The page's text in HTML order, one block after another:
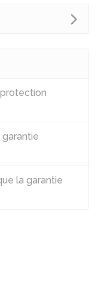
la garantie